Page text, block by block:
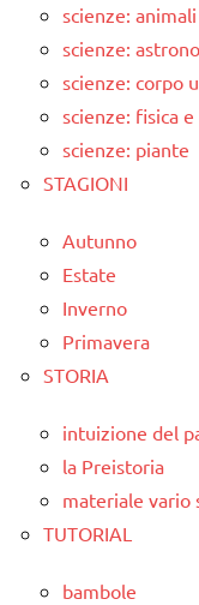
scienze: animali
scienze:
scienze: corpo
scienze: fisica
scienze: piante
STAGIONI
Autunno
Estate
Inverno
Primavera
STORIA
intuizione del
la Preistoria
materiale vario
TUTORIAL
bambole